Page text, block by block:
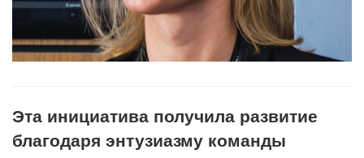
Эта инициатива получила развитие
благодаря энтузиазму команды